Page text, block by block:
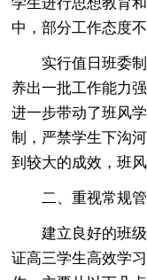
中，部分工作态度
实行值日班委
养出一批工作能力
进一步带动了班风
制，严禁学生下沟
到较大的成效，班
二、重视常规
建立良好的班
证高三学生高效学